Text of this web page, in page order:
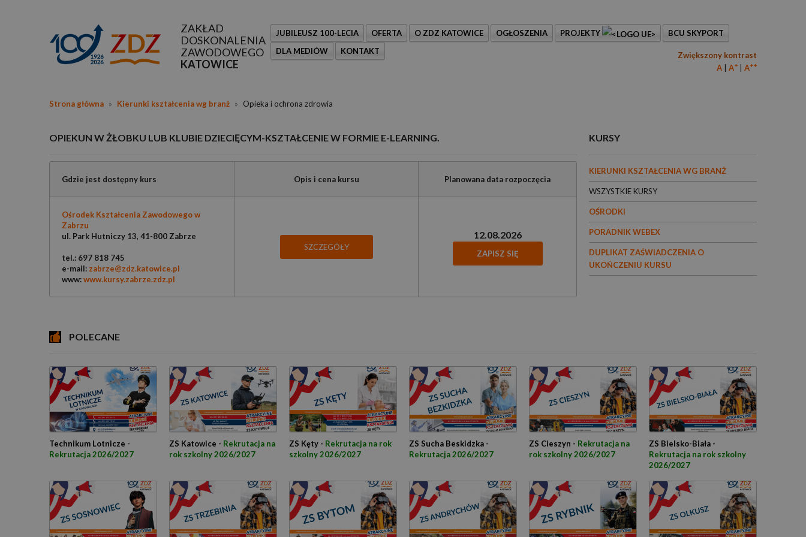
ZAKŁAD
DOSKONALENIA
ZAWODOWEGO
KATOWICE
JUBILEUSZ 100-LECIA OFERTA O ZDZ KATOWICE OGŁOSZENIA PROJEKTY
BCU SKYPORT
DLA MEDIÓW
KONTAKT
Zwiększony kontrast
A
A+ A++
Strona główna » Kierunki kształcenia wg branż » Opieka i ochrona zdrowia
OPIEKUN W ŻŁOBKU LUB KLUBIE DZIECIĘCYM-KSZTAŁCENIE W FORMIE E-LEARNING.
Gdzie jest dostępny kurs Opis i cena kursu Planowana data rozpoczęcia
Ośrodek Kształcenia Zawodowego w
Zabrzu
ul. Park Hutniczy 13, 41-800 Zabrze
tel.: 697 818 745
e-mail: zabrze@zdz.katowice.pl
www:www.kursy.zabrze.zdz.pl
SZCZEGÓŁY
12.08.2026
ZAPISZ SIĘ
KURSY
KIERUNKI KSZTAŁCENIA WG BRANŻ
WSZYSTKIE KURSY
OŚRODKI
PORADNIK WEBEX
DUPLIKAT ZAŚWIADCZENIA O
UKOŃCZENIU KURSU
POLECANE
Technikum Lotnicze -
Rekrutacja 2026/2027
ZS Katowice - Rekrutacja na
rok szkolny 2026/2027
ZS Kęty - Rekrutacja na rok
szkolny 2026/2027
ZS Sucha Beskidzka -
Rekrutacja 2026/2027
ZS Cieszyn - Rekrutacja na
rok szkolny 2026/2027
ZS Bielsko-Biała -
Rekrutacja na rok szkolny
2026/2027